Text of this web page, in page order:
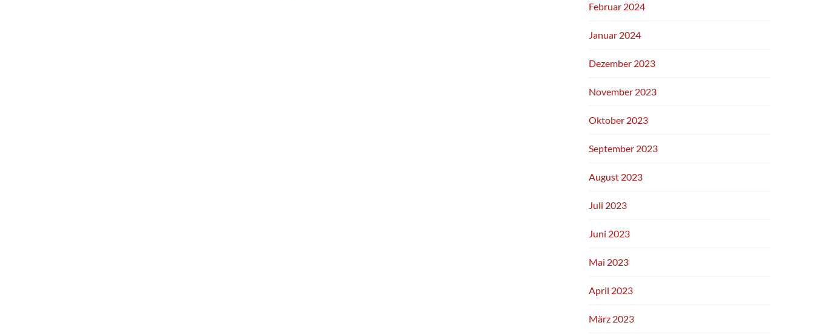
Februar 2024
Januar 2024
Dezember 2023
November 2023
Oktober 2023
September 2023
August 2023
Juli 2023
Juni 2023
Mai 2023
April 2023
März 2023